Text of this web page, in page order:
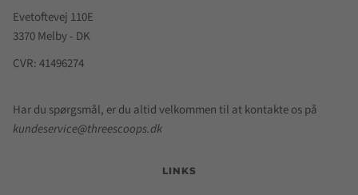
Evetoftevej 110E
3370 Melby - DK
CVR: 41496274
Har du spørgsmål, er du altid velkommen til at kontakte os på
kundeservice@threescoops.dk
LINKS